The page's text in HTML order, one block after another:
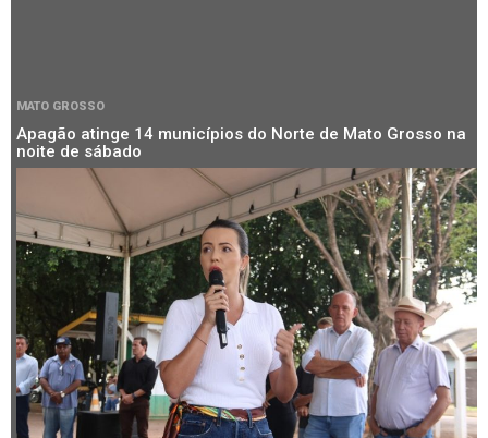
MATO GROSSO
Apagão atinge 14 municípios do Norte de Mato Grosso na
noite de sábado